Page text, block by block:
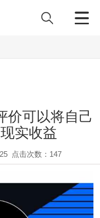
价可以将自己
实收益
点击次数： 147